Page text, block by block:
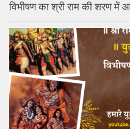
विभीषण का श्री राम की शरण में